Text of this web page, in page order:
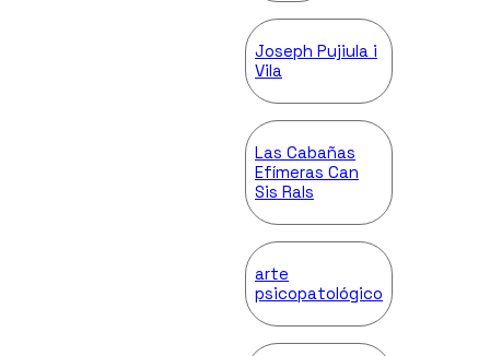
Joseph Pujiula i
Vila
Las Cabañas
Efímeras Can
Sis Rals
arte
psicopatológico